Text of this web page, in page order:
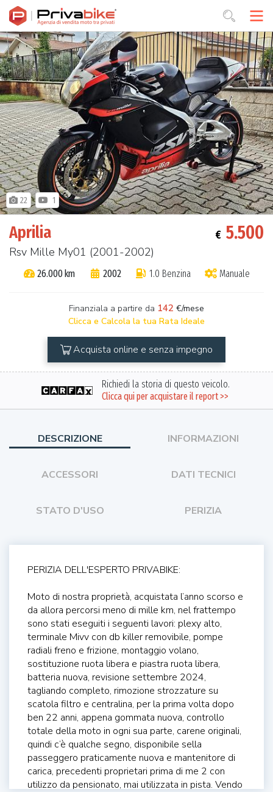
22 1
Aprilia
Rsv Mille My01 (2001-2002)
26.000 km 2002 1.0 Benzina Manuale
€ 5.500
Finanziala a partire da 142 €/mese
Clicca e Calcola la tua Rata Ideale
Acquista online e senza impegno
Richiedi la storia di questo veicolo.
Clicca qui per acquistare il report >>
DESCRIZIONE INFORMAZIONI
ACCESSORI DATI TECNICI
STATO D'USO PERIZIA
PERIZIA DELL'ESPERTO PRIVABIKE:
Moto di nostra proprietà, acquistata l’anno scorso e
da allora percorsi meno di mille km, nel frattempo
sono stati eseguiti i seguenti lavori: plexy alto,
terminale Mivv con db killer removibile, pompe
radiali freno e frizione, montaggio volano,
sostituzione ruota libera e piastra ruota libera,
batteria nuova, revisione settembre 2024,
tagliando completo, rimozione strozzature su
scatola filtro e centralina, per la prima volta dopo
ben 22 anni, appena gommata nuova, controllo
totale della moto in ogni sua parte, carene originali,
quindi c’è qualche segno, disponibile sella
passeggero praticamente nuova e mantenitore di
carica, precedenti proprietari prima di me 2 con
utilizzo da pensionato, mai utilizzata in pista. Vendo